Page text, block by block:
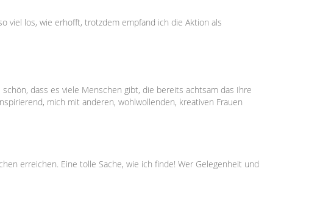
viel los, wie erhofft, trotzdem empfand ich die Aktion als
dass es viele Menschen gibt, die bereits achtsam das Ihre
mich mit anderen, wohlwollenden, kreativen Frauen
erreichen. Eine tolle Sache, wie ich finde! Wer Gelegenheit und